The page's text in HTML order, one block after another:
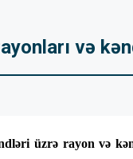
və
üzrə rayon və